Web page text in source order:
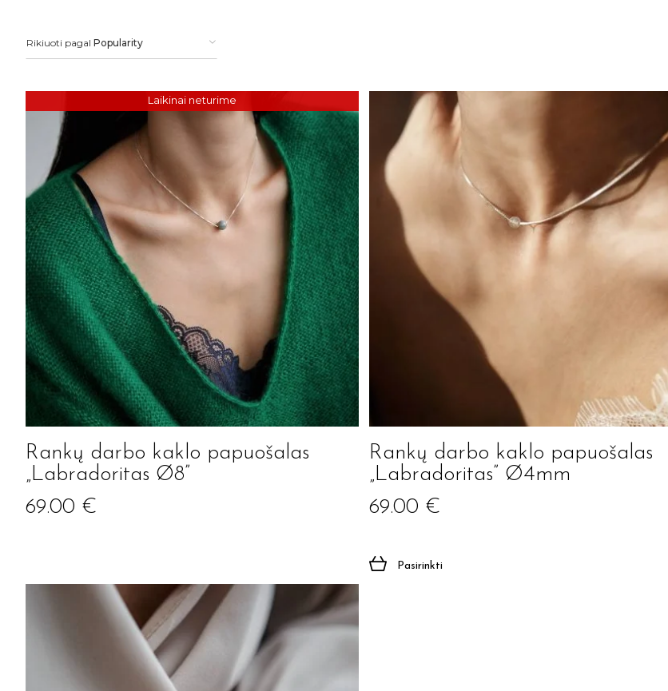
Rikiuoti pagal Popularity
Laikinai neturime
Rankų darbo kaklo papuošalas
„Labradoritas Ø8”
69.00 €
Rankų darbo kaklo papuošalas
„Labradoritas” Ø4mm
69.00 €
Pasirinkti